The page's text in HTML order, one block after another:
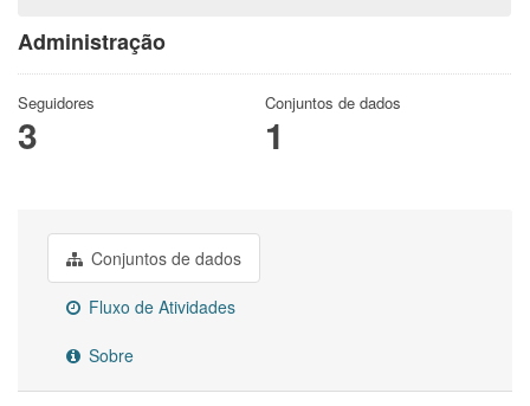
Administração
Seguidores
3
Conjuntos de dados
1
Conjuntos de dados
Fluxo de Atividades
Sobre